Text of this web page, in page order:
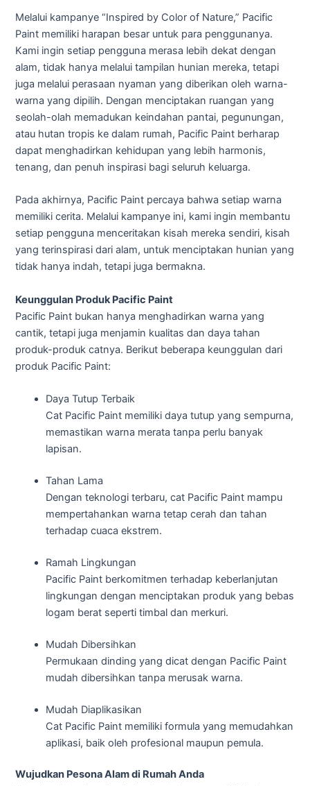
Melalui kampanye “Inspired by Color of Nature,” Pacific
Paint memiliki harapan besar untuk para penggunanya.
Kami ingin setiap pengguna merasa lebih dekat dengan
alam, tidak hanya melalui tampilan hunian mereka, tetapi
juga melalui perasaan nyaman yang diberikan oleh warna-
warna yang dipilih. Dengan menciptakan ruangan yang
seolah-olah memadukan keindahan pantai, pegunungan,
atau hutan tropis ke dalam rumah, Pacific Paint berharap
dapat menghadirkan kehidupan yang lebih harmonis,
tenang, dan penuh inspirasi bagi seluruh keluarga.
Pada akhirnya, Pacific Paint percaya bahwa setiap warna
memiliki cerita. Melalui kampanye ini, kami ingin membantu
setiap pengguna menceritakan kisah mereka sendiri, kisah
yang terinspirasi dari alam, untuk menciptakan hunian yang
tidak hanya indah, tetapi juga bermakna.
Keunggulan Produk Pacific Paint
Pacific Paint bukan hanya menghadirkan warna yang
cantik, tetapi juga menjamin kualitas dan daya tahan
produk-produk catnya. Berikut beberapa keunggulan dari
produk Pacific Paint:
Daya Tutup Terbaik
Cat Pacific Paint memiliki daya tutup yang sempurna,
memastikan warna merata tanpa perlu banyak
lapisan.
Tahan Lama
Dengan teknologi terbaru, cat Pacific Paint mampu
mempertahankan warna tetap cerah dan tahan
terhadap cuaca ekstrem.
Ramah Lingkungan
Pacific Paint berkomitmen terhadap keberlanjutan
lingkungan dengan menciptakan produk yang bebas
logam berat seperti timbal dan merkuri.
Mudah Dibersihkan
Permukaan dinding yang dicat dengan Pacific Paint
mudah dibersihkan tanpa merusak warna.
Mudah Diaplikasikan
Cat Pacific Paint memiliki formula yang memudahkan
aplikasi, baik oleh profesional maupun pemula.
Wujudkan Pesona Alam di Rumah Anda